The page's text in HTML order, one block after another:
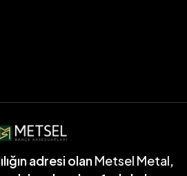
adresi olanMetsel Metal,